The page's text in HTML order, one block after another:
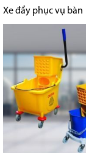
Xe đẩy phục vụ bàn